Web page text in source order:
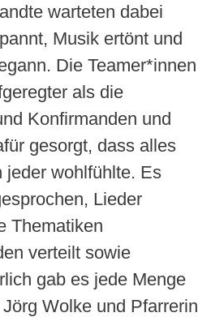
warteten dabei
Musik ertönt und
Die Teamer*innen
als die
Konfirmanden und
gesorgt, dass alles
jeder wohlfühlte. Es
Lieder
Thematiken
verteilt sowie
gab es jede Menge
Wolke und Pfarrerin